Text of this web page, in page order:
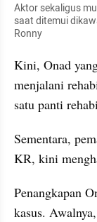
Aktor sekaligus
saat ditemui
Ronny
Kini, Onad
menjalani
satu panti
Sementara,
KR, kini
Penangkapan
kasus.